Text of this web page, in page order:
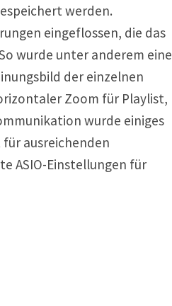
werden.
eingeflossen, die das
wurde unter anderem eine
der einzelnen
Zoom für Playlist,
wurde einiges
ausreichenden
ASIO-Einstellungen für